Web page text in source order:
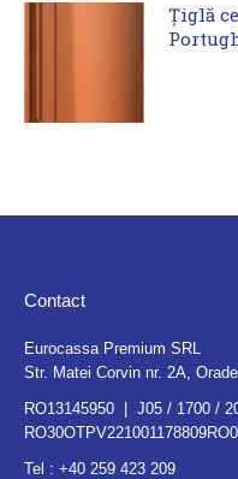
Țiglă
Contact
Eurocassa Premium SRL
Str. Matei Corvin nr. 2A,
RO13145950 | J05 / 1700 /
Tel : +40 259 423 209